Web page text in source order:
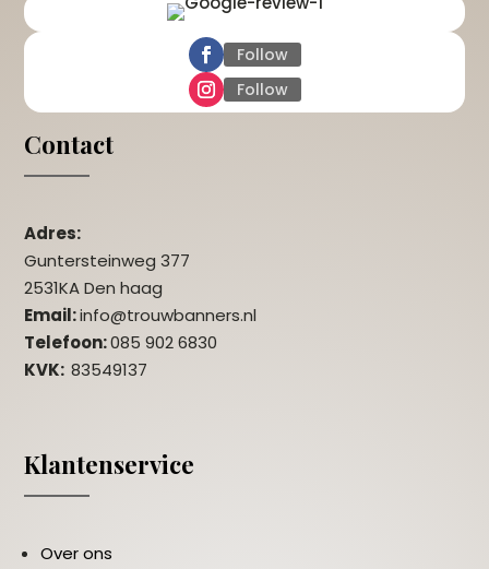
Follow
Follow
Contact
Adres:
Guntersteinweg 377
2531KA Den haag
Email:info@trouwbanners.nl
Telefoon:085 902 6830
KVK:83549137
Klantenservice
Over ons